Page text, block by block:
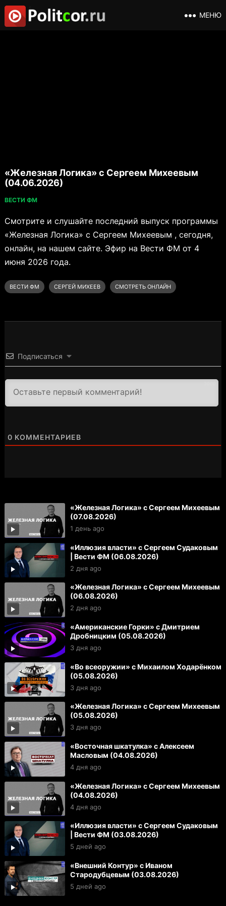
МЕНЮ
«Железная Логика» с Сергеем Михеевым
(04.06.2026)
ВЕСТИ ФМ
Смотрите и слушайте последний выпуск программы
«Железная Логика» с Сергеем Михеевым , сегодня,
онлайн, на нашем сайте. Эфир на Вести ФМ от 4
июня 2026 года.
ВЕСТИ ФМ СЕРГЕЙ МИХЕЕВ СМОТРЕТЬ ОНЛАЙН
Подписаться
0 КОММЕНТАРИЕВ
«Железная Логика» с Сергеем Михеевым
(07.08.2026)
1 день ago
«Иллюзия власти» с Сергеем Судаковым
| Вести ФМ (06.08.2026)
2 дня ago
«Железная Логика» с Сергеем Михеевым
(06.08.2026)
2 дня ago
«Американские Горки» с Дмитрием
Дробницким (05.08.2026)
3 дня ago
«Во всеоружии» с Михаилом Ходарёнком
(05.08.2026)
3 дня ago
«Железная Логика» с Сергеем Михеевым
(05.08.2026)
3 дня ago
«Восточная шкатулка» с Алексеем
Масловым (04.08.2026)
4 дня ago
«Железная Логика» с Сергеем Михеевым
(04.08.2026)
4 дня ago
«Иллюзия власти» с Сергеем Судаковым
| Вести ФМ (03.08.2026)
5 дней ago
«Внешний Контур» с Иваном
Стародубцевым (03.08.2026)
5 дней ago